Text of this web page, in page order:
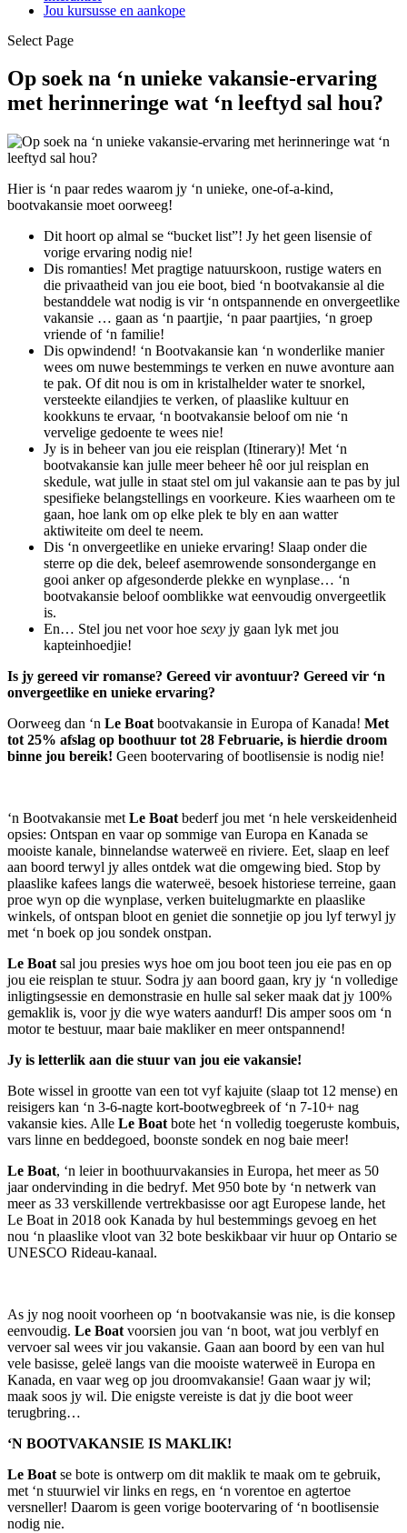
Jou kursusse en aankope
Select Page
Op soek na ‘n unieke vakansie-ervaring
met herinneringe wat ‘n leeftyd sal hou?
Hier is ‘n paar redes waarom jy ‘n unieke, one-of-a-kind,
bootvakansie moet oorweeg!
Dit hoort op almal se “bucket list”! Jy het geen lisensie of
vorige ervaring nodig nie!
Dis romanties! Met pragtige natuurskoon, rustige waters en
die privaatheid van jou eie boot, bied ‘n bootvakansie al die
bestanddele wat nodig is vir ‘n ontspannende en onvergeetlike
vakansie … gaan as ‘n paartjie, ‘n paar paartjies, ‘n groep
vriende of ‘n familie!
Dis opwindend! ‘n Bootvakansie kan ‘n wonderlike manier
wees om nuwe bestemmings te verken en nuwe avonture aan
te pak. Of dit nou is om in kristalhelder water te snorkel,
versteekte eilandjies te verken, of plaaslike kultuur en
kookkuns te ervaar, ‘n bootvakansie beloof om nie ‘n
vervelige gedoente te wees nie!
Jy is in beheer van jou eie reisplan (Itinerary)! Met ‘n
bootvakansie kan julle meer beheer hê oor jul reisplan en
skedule, wat julle in staat stel om jul vakansie aan te pas by jul
spesifieke belangstellings en voorkeure. Kies waarheen om te
gaan, hoe lank om op elke plek te bly en aan watter
aktiwiteite om deel te neem.
Dis ‘n onvergeetlike en unieke ervaring! Slaap onder die
sterre op die dek, beleef asemrowende sonsondergange en
gooi anker op afgesonderde plekke en wynplase… ‘n
bootvakansie beloof oomblikke wat eenvoudig onvergeetlik
is.
En… Stel jou net voor hoe sexy jy gaan lyk met jou
kapteinhoedjie!
Is jy gereed vir romanse? Gereed vir avontuur? Gereed vir ‘n
onvergeetlike en unieke ervaring?
Oorweeg dan ‘n Le Boat bootvakansie in Europa of Kanada! Met
tot 25% afslag op boothuur tot 28 Februarie, is hierdie droom
binne jou bereik! Geen bootervaring of bootlisensie is nodig nie!
‘n Bootvakansie met Le Boat bederf jou met ‘n hele verskeidenheid
opsies: Ontspan en vaar op sommige van Europa en Kanada se
mooiste kanale, binnelandse waterweë en riviere. Eet, slaap en leef
aan boord terwyl jy alles ontdek wat die omgewing bied. Stop by
plaaslike kafees langs die waterweë, besoek historiese terreine, gaan
proe wyn op die wynplase, verken buitelugmarkte en plaaslike
winkels, of ontspan bloot en geniet die sonnetjie op jou lyf terwyl jy
met ‘n boek op jou sondek onstpan.
Le Boat sal jou presies wys hoe om jou boot teen jou eie pas en op
jou eie reisplan te stuur. Sodra jy aan boord gaan, kry jy ‘n volledige
inligtingsessie en demonstrasie en hulle sal seker maak dat jy 100%
gemaklik is, voor jy die wye waters aandurf! Dis amper soos om ‘n
motor te bestuur, maar baie makliker en meer ontspannend!
Jy is letterlik aan die stuur van jou eie vakansie!
Bote wissel in grootte van een tot vyf kajuite (slaap tot 12 mense) en
reisigers kan ‘n 3-6-nagte kort-bootwegbreek of ‘n 7-10+ nag
vakansie kies. Alle Le Boat bote het ‘n volledig toegeruste kombuis,
vars linne en beddegoed, boonste sondek en nog baie meer!
Le Boat, ‘n leier in boothuurvakansies in Europa, het meer as 50
jaar ondervinding in die bedryf. Met 950 bote by ‘n netwerk van
meer as 33 verskillende vertrekbasisse oor agt Europese lande, het
Le Boat in 2018 ook Kanada by hul bestemmings gevoeg en het
nou ‘n plaaslike vloot van 32 bote beskikbaar vir huur op Ontario se
UNESCO Rideau-kanaal.
As jy nog nooit voorheen op ‘n bootvakansie was nie, is die konsep
eenvoudig. Le Boat voorsien jou van ‘n boot, wat jou verblyf en
vervoer sal wees vir jou vakansie. Gaan aan boord by een van hul
vele basisse, geleë langs van die mooiste waterweë in Europa en
Kanada, en vaar weg op jou droomvakansie! Gaan waar jy wil;
maak soos jy wil. Die enigste vereiste is dat jy die boot weer
terugbring…
‘N BOOTVAKANSIE IS MAKLIK!
Le Boat se bote is ontwerp om dit maklik te maak om te gebruik,
met ‘n stuurwiel vir links en regs, en ‘n vorentoe en agtertoe
versneller! Daarom is geen vorige bootervaring of ‘n bootlisensie
nodig nie.